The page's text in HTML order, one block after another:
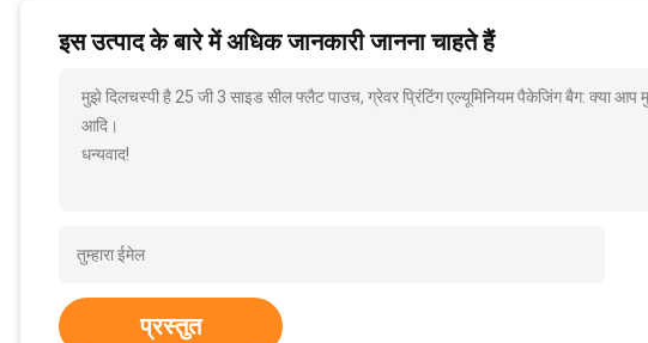
इस उत्पाद के बारे में अधिक जानकारी जानना चाहते हैं
मुझे दिलचस्पी है 25 जी 3 साइड सील फ्लैट पाउच, ग्रेवर प्रिंटिंग एल्यूमिनियम पैकेजिंग बैग: क्या
आदि।
धन्यवाद!
प्रस्तुत